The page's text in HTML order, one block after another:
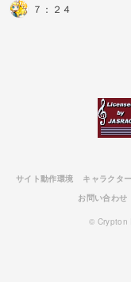
７：２４
サイト動作環境 キャラクタ
お問い合わせ
© Crypton